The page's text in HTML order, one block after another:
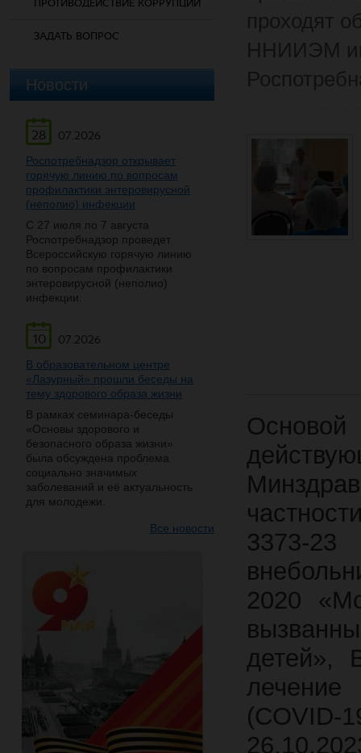
ПРОТИВОДЕЙСТВИЕ КОРРУПЦИИ
ЗАДАТЬ ВОПРОС
Новости
28
07.2026
Роспотребнадзор открывает
горячую линию по вопросам
профилактики энтеровирусной
(неполио) инфекции
С 27 июля по 7 августа
Роспотребнадзор проведет
Всероссийскую горячую линию
по вопросам профилактики
энтеровирусной (неполио)
инфекции.
10
07.2026
В образовательном центре
«Лазурный» прошли беседы на
тему здорового образа жизни
В рамках семинара-беседы
«Основы здорового и
безопасного образа жизни»
была обсуждена проблема
социально значимых
заболеваний и её актуальность
для молодежи.
Все новости
3373-23
2020
детей»,
(COVID-